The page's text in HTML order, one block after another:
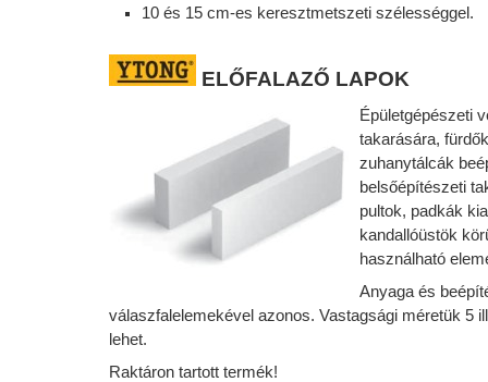
10 és 15 cm-es keresztmetszeti szélességgel.
ELŐFALAZŐ LAPOK
Épületgépészeti
takarására,
zuhanytálcák
belsőépítészeti
pultok, padkák
kandallóüstök
használható
Anyaga és
válaszfalelemekével azonos. Vastagsági méretük 5
lehet.
Raktáron tartott termék!